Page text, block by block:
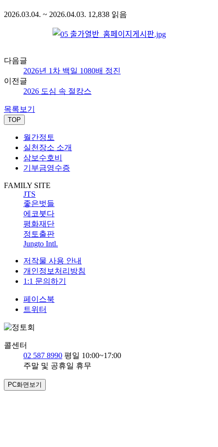
2026.03.04. ~ 2026.04.03. 12,838 읽음
다음글
2026년 1차 백일 1080배 정진
이전글
2026 도심 속 절캉스
목록보기
TOP
월간정토
실천장소 소개
삼보수호비
기부금영수증
FAMILY SITE
JTS
좋은벗들
에코붓다
평화재단
정토출판
Jungto Intl.
저작물 사용 안내
개인정보처리방침
1:1 문의하기
페이스북
트위터
콜센터
02 587 8990 평일 10:00~17:00
주말 및 공휴일 휴무
PC화면보기